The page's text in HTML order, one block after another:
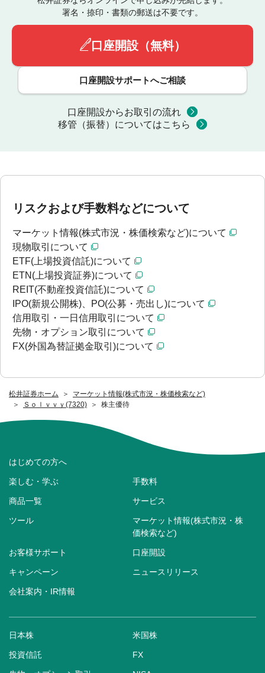
松井証券ホーム
マーケット情報(株式市況・株価検索など)
Ｓｏｌｖｖｙ(7320)
株主優待
署名・捺印・書類の郵送は不要です。
口座開設（無料）
口座開設サポートへご相談
口座開設からお取引の流れ
移管（振替）についてはこちら
リスクおよび手数料などについて
マーケット情報(株式市況・株価検索など)について
現物取引について
ETF(上場投資信託)について
ETN(上場投資証券)について
REIT(不動産投資信託)について
IPO(新規公開株)、PO(公募・売出し)について
信用取引・一日信用取引について
先物・オプション取引について
FX(外国為替証拠金取引)について
はじめての方へ
楽しむ・学ぶ 手数料
商品一覧 サービス
ツール
マーケット情報(株式市況・株
価検索など)
お客様サポート 口座開設
キャンペーン ニュースリリース
会社案内・IR情報
日本株 米国株
投資信託 FX